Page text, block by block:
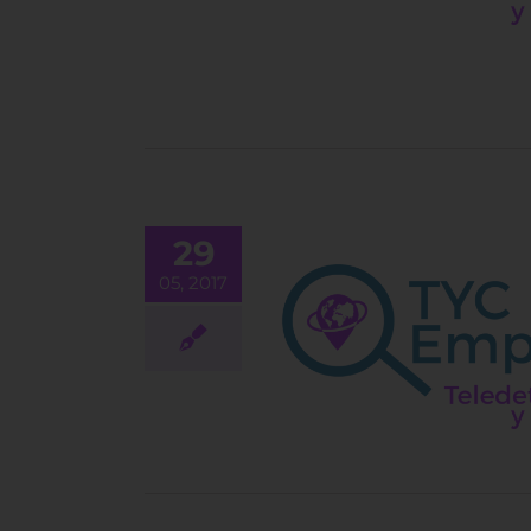
29
05, 2017